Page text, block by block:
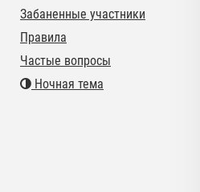
Забаненные участники
Правила
Частые вопросы
Ночная тема